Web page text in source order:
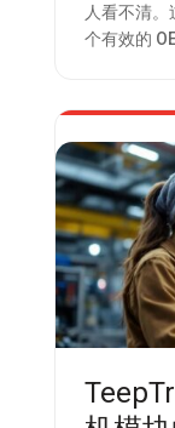
人看不清
个有效的